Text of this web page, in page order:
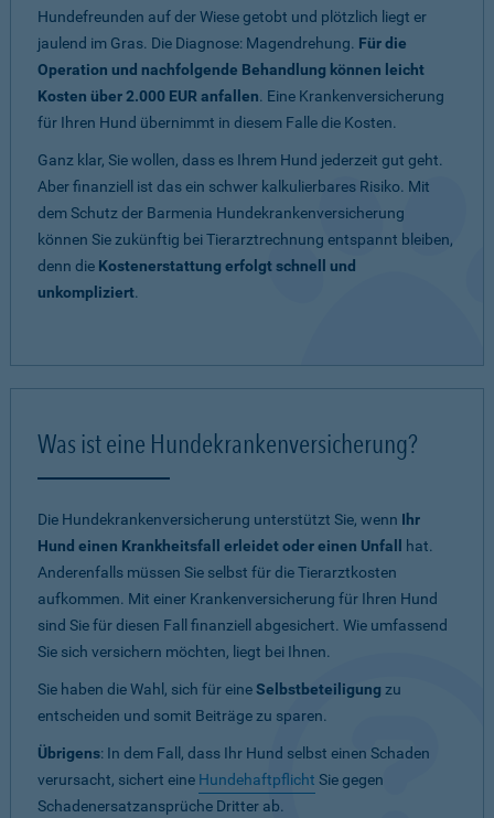
Hundefreunden auf der Wiese getobt und plötzlich liegt er
jaulend im Gras. Die Diagnose: Magendrehung. Für die
Operation und nachfolgende Behandlung können leicht
Kosten über 2.000 EUR anfallen. Eine Krankenversicherung
für Ihren Hund übernimmt in diesem Falle die Kosten.
Ganz klar, Sie wollen, dass es Ihrem Hund jederzeit gut geht.
Aber finanziell ist das ein schwer kalkulierbares Risiko. Mit
dem Schutz der Barmenia Hundekrankenversicherung
können Sie zukünftig bei Tierarztrechnung entspannt bleiben,
denn die Kostenerstattung erfolgt schnell und
unkompliziert.
Was ist eine Hundekrankenversicherung?
Die Hundekrankenversicherung unterstützt Sie, wenn Ihr
Hund einen Krankheitsfall erleidet oder einen Unfall
hat.
Anderenfalls müssen Sie selbst für die Tierarztkosten
aufkommen. Mit einer Krankenversicherung für Ihren Hund
sind Sie für diesen Fall finanziell abgesichert. Wie umfassend
Sie sich versichern möchten, liegt bei Ihnen.
Sie haben die Wahl, sich für eineSelbstbeteiligung zu
entscheiden und somit Beiträge zu sparen.
Übrigens: In dem Fall, dass Ihr Hund selbst einen Schaden
verursacht, sichert eine Hundehaftpflicht Sie gegen
Schadenersatzansprüche Dritter ab.